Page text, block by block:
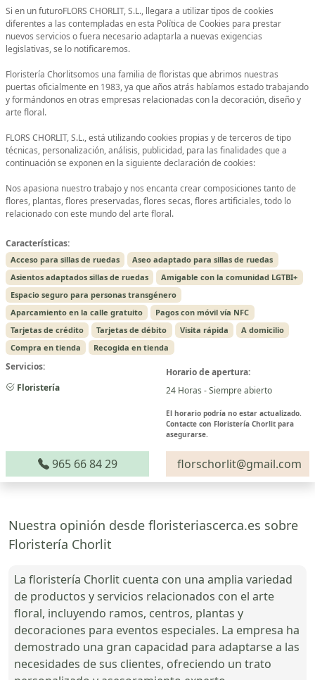
Si en un futuroFLORS CHORLIT, S.L., llegara a utilizar tipos de cookies
diferentes a las contempladas en esta Política de Cookies para prestar
nuevos servicios o fuera necesario adaptarla a nuevas exigencias
legislativas, se lo notificaremos.
Floristería Chorlitsomos una familia de floristas que abrimos nuestras
puertas oficialmente en 1983, ya que años atrás habíamos estado trabajando
y formándonos en otras empresas relacionadas con la decoración, diseño y
arte floral.
FLORS CHORLIT, S.L., está utilizando cookies propias y de terceros de tipo
técnicas, personalización, análisis, publicidad, para las finalidades que a
continuación se exponen en la siguiente declaración de cookies:
Nos apasiona nuestro trabajo y nos encanta crear composiciones tanto de
flores, plantas, flores preservadas, flores secas, flores artificiales, todo lo
relacionado con este mundo del arte floral.
Características:
Acceso para sillas de ruedas
Aseo adaptado para sillas de ruedas
Asientos adaptados sillas de ruedas
Amigable con la comunidad LGTBI+
Espacio seguro para personas transgénero
Aparcamiento en la calle gratuito
Pagos con móvil vía NFC
Tarjetas de crédito
Tarjetas de débito Visita rápida
A domicilio
Compra en tienda
Recogida en tienda
Servicios:
Floristería
Horario de apertura:
24 Horas - Siempre abierto
El horario podría no estar actualizado.
Contacte con Floristería Chorlit para
asegurarse.
965 66 84 29 florschorlit@gmail.com
Nuestra opinión desde floristeriascerca.es sobre
Floristería Chorlit
La floristería Chorlit cuenta con una amplia variedad
de productos y servicios relacionados con el arte
floral, incluyendo ramos, centros, plantas y
decoraciones para eventos especiales. La empresa ha
demostrado una gran capacidad para adaptarse a las
necesidades de sus clientes, ofreciendo un trato